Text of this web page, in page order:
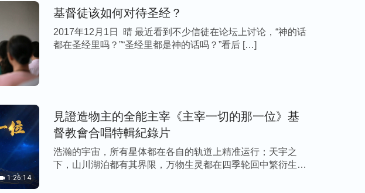
的命运都在神的手中掌握，你没法掌握你自己，即使人总为自己奔
，你如果能摸着自己的前途，能掌握自己的命运，那你还叫受造之
时候，接下来你该做的就是放下旧的人生观，远离各种陷阱，你
安排，只求顺服神的摆布、神的引导，没有自己的选择，成为敬
己一直都想凭自己的双手创造美好的明天，与命运抗争，可事实证
我就越痛苦，越煎熬，身心都在遭受折磨。是神的话让我认识到凭
悲，明白了人的命运都是神在主宰安排，我怎么可能掌握、改变
己的前途命运都交托在神的手中，让神来主宰我的一切，顺服神
态，正常地工作、生活，这样活得才释放自由。
基督徒该如何对待圣经？
2017年12月1日 晴 最近看到不少信徒在论坛上讨论，“神的话
都在圣经里吗？”“圣经里都是神的话吗？”看后 […]
1:26:14
見證造物主的全能主宰《主宰一切的那一位》基
督教會合唱特輯紀錄片
浩瀚的宇宙，所有星体都在各自的轨道上精准运行；天宇之
下，山川湖泊都有其界限，万物生灵都在四季轮回中繁衍生